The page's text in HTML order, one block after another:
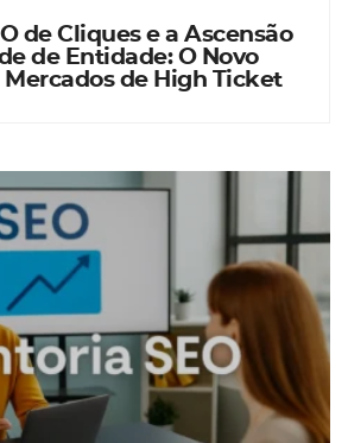
de Cliques e a Ascensão
de Entidade: O Novo
Mercados de High Ticket